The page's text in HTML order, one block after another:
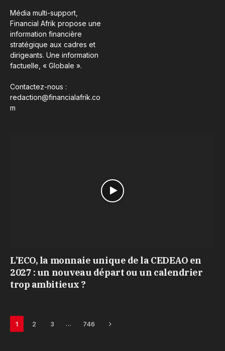
Média multi-support,
Financial Afrik propose une
information financière
stratégique aux cadres et
dirigeants. Une information
factuelle, « Globale ».
Contactez-nous :
redaction@financialafrik.co
m
L’ECO, la monnaie unique de la CEDEAO en
2027 : un nouveau départ ou un calendrier
trop ambitieux ?
1 2 3 … 746 Next